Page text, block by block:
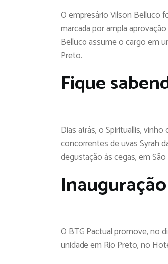
O empresário Vilson Belluco
marcada por ampla
Belluco assume o cargo em
Preto.
Fique
Dias atrás, o Spirituallis,
concorrentes de uvas Syrah
degustação às cegas, em São
Inauguração
O BTG Pactual promove, no
unidade em Rio Preto, no